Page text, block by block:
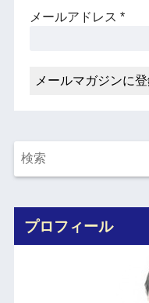
メールアドレス *
プロフィール